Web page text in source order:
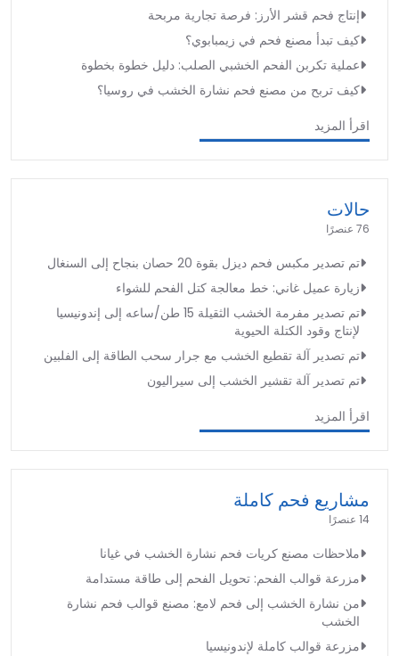
إنتاج فحم قشر الأرز: فرصة تجارية مربحة
كيف تبدأ مصنع فحم في زيمبابوي؟
عملية تكربن الفحم الخشبي الصلب: دليل خطوة بخطوة
كيف تربح من مصنع فحم نشارة الخشب في روسيا؟
اقرأ المزيد
حالات
76 عنصرًا
تم تصدير مكبس فحم ديزل بقوة 20 حصان بنجاح إلى السنغال
زيارة عميل غاني: خط معالجة كتل الفحم للشواء
تم تصدير مفرمة الخشب الثقيلة 15 طن/ساعه إلى إندونيسيا
لإنتاج وقود الكتلة الحيوية
تم تصدير آلة تقطيع الخشب مع جرار سحب الطاقة إلى الفلبين
تم تصدير آلة تقشير الخشب إلى سيراليون
اقرأ المزيد
مشاريع فحم كاملة
14 عنصرًا
ملاحظات مصنع كريات فحم نشارة الخشب في غيانا
مزرعة قوالب الفحم: تحويل الفحم إلى طاقة مستدامة
من نشارة الخشب إلى فحم لامع: مصنع قوالب فحم نشارة
الخشب
مزرعة قوالب كاملة لإندونيسيا